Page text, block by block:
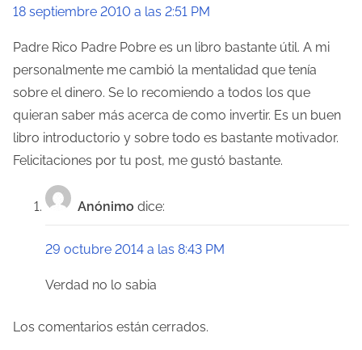
a
c
i
ó
n
r
18 septiembre 2010 a las 2:51 PM
Padre Rico Padre Pobre es un libro bastante útil. A mi
personalmente me cambió la mentalidad que tenía
sobre el dinero. Se lo recomiendo a todos los que
quieran saber más acerca de como invertir. Es un buen
libro introductorio y sobre todo es bastante motivador.
Felicitaciones por tu post, me gustó bastante.
Anónimo dice:
29 octubre 2014 a las 8:43 PM
Verdad no lo sabia
Los comentarios están cerrados.